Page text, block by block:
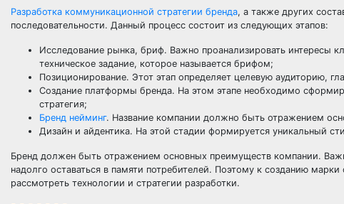
Разработка коммуникационной стратегии бренда, а также других
последовательности. Данный процесс состоит из следующих этапов:
Исследование рынка, бриф. Важно проанализировать интересы
техническое задание, которое называется брифом;
Позиционирование. Этот этап определяет целевую аудиторию,
Создание платформы бренда. На этом этапе необходимо
стратегия;
Бренд нейминг. Название компании должно быть отражением
Дизайн и айдентика. На этой стадии формируется уникальный
Бренд должен быть отражением основных преимуществ компании.
надолго оставаться в памяти потребителей. Поэтому к созданию
рассмотреть технологии и стратегии разработки.